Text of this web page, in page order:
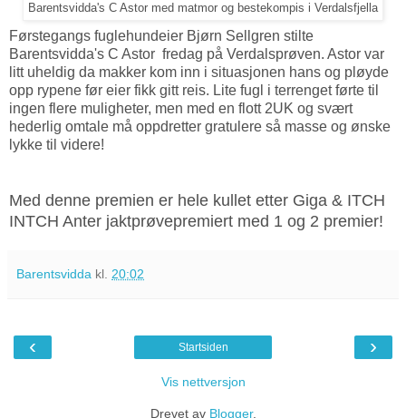
Barentsvidda's C Astor med matmor og bestekompis i Verdalsfjella
Førstegangs fuglehundeier Bjørn Sellgren stilte
Barentsvidda's C Astor fredag på Verdalsprøven. Astor var
litt uheldig da makker kom inn i situasjonen hans og pløyde
opp rypene før eier fikk gitt reis. Lite fugl i terrenget førte til
ingen flere muligheter, men med en flott 2UK og svært
hederlig omtale må oppdretter gratulere så masse og ønske
lykke til videre!
Med denne premien er hele kullet etter Giga & ITCH
INTCH Anter jaktprøvepremiert med 1 og 2 premier!
Barentsvidda kl. 20:02
‹ ›
Startsiden
Vis nettversjon
Drevet av Blogger.